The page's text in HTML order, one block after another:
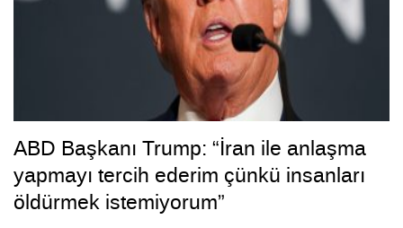
ABD Başkanı Trump: “İran ile anlaşma
yapmayı tercih ederim çünkü insanları
öldürmek istemiyorum”